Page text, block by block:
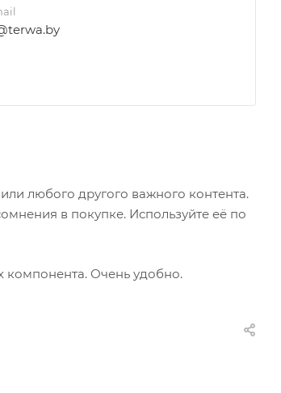
любого другого важного контента.
в покупке. Используйте её по
компонента. Очень удобно.